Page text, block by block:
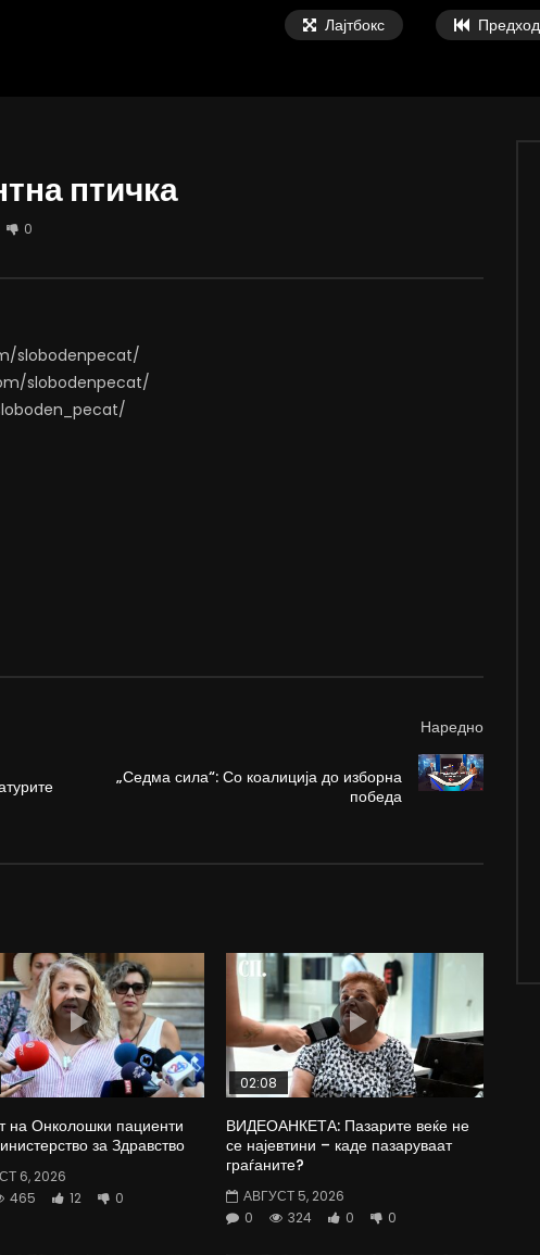
Лајтбокс
птичка
0
slobodenpecat/
slobodenpecat/
Наредно
„Седма сила“: Со коалиција до изборна
победа
на Онколошки пациенти
за Здравство
6, 2026
465 12 0
02:08
ВИДЕОАНКЕТА: Пазарите веќе не
се најевтини – каде пазаруваат
граѓаните?
АВГУСТ 5, 2026
0
324 0 0